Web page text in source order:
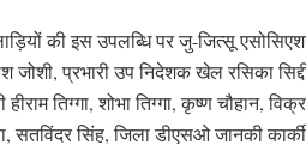
की इस उपलब्धि पर जु-जित्सू
जोशी, प्रभारी उप निदेशक खेल रसिका
हीराम तिग्गा, शोभा तिग्गा, कृष्ण चौहान,
सतविंदर सिंह, जिला डीएसओ जानकी